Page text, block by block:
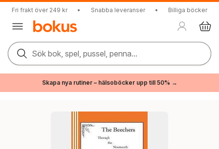
Fri frakt över 249 kr • Snabba leveranser • Billiga böcker
Sök bok, spel, pussel, penna...
Skapa nya rutiner – hälsoböcker upp till 50% →